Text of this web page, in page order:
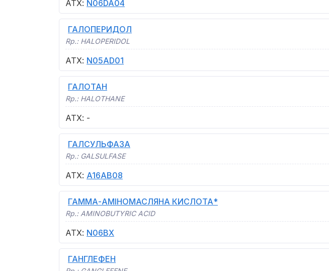
АТХ: N06DA04
ГАЛОПЕРИДОЛ
Rp.: HALOPERIDOL
АТХ: N05AD01
ГАЛОТАН
Rp.: HALOTHANE
АТХ: -
ГАЛСУЛЬФАЗА
Rp.: GALSULFASE
АТХ: A16AB08
ГАММА-АМІНОМАСЛЯНА КИСЛОТА*
Rp.: AMINOBUTYRIC ACID
АТХ: N06BX
ГАНГЛЕФЕН